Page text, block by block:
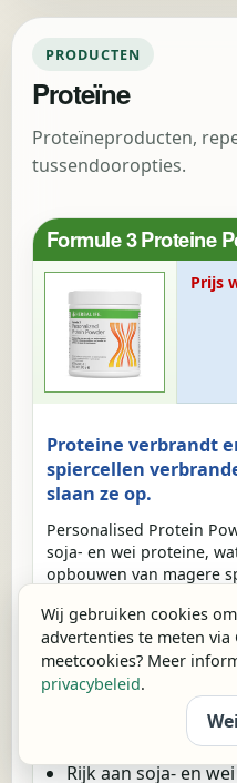
PRODUCTEN
Proteïne
Proteïneproducten,
tussendooropties.
Formule 3 Proteine
Proteine verbrandt
spiercellen
slaan ze op.
Personalised Protein
soja- en wei proteine,
opbouwen van magere
Belangrijkste voordelen:
Formula 3 is een
proteine-inname te
ondersteuning bij
Rijk aan soja- en
Prijs
Wij gebruiken cookies
advertenties te meten via
meetcookies? Meer
privacybeleid.